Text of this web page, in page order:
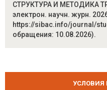
СТРУКТУРА И МЕТОДИКА
электрон. научн. журн.
https://sibac.info/journal/
обращения: 10.08.2026).
УСЛОВИЯ